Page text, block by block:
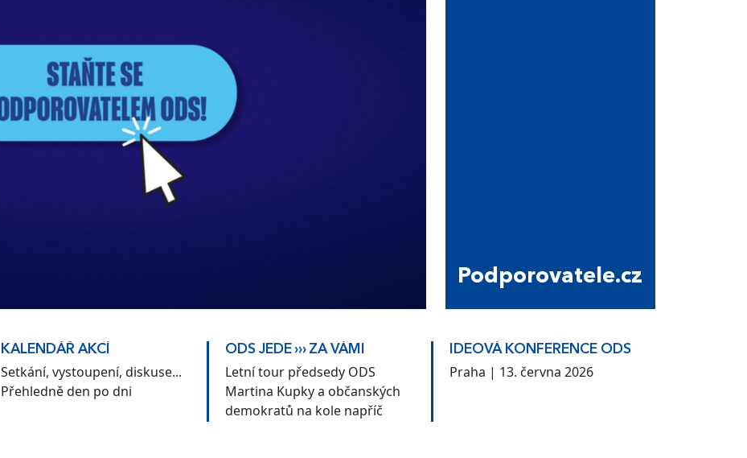
Podporovatele.cz
KALENDÁŘ AKCÍ
Setkání, vystoupení, diskuse...
Přehledně den po dni
ODS JEDE ››› ZA VÁMI
Letní tour předsedy ODS
Martina Kupky a občanských
demokratů na kole napříč
IDEOVÁ KONFERENCE ODS
Praha | 13. června 2026